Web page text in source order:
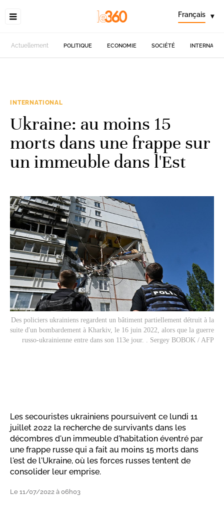
Français ▾
Actuellement POLITIQUE ECONOMIE SOCIÉTÉ
INTERNATIONAL
Ukraine: au moins 15
morts dans une frappe sur
un immeuble dans l'Est
Des policiers ukrainiens regardent un bâtiment partiellement détruit à la
suite d'un bombardement à Kharkiv, le 16 juin 2022, alors que la guerre
russo-ukrainienne entre dans son 113e jour. . Sergey BOBOK / AFP
Les secouristes ukrainiens poursuivent ce lundi 11
juillet 2022 la recherche de survivants dans les
décombres d'un immeuble d'habitation éventré par
une frappe russe qui a fait au moins 15 morts dans
l'est de l'Ukraine, où les forces russes tentent de
consolider leur emprise.
Le 11/07/2022 à 06h03